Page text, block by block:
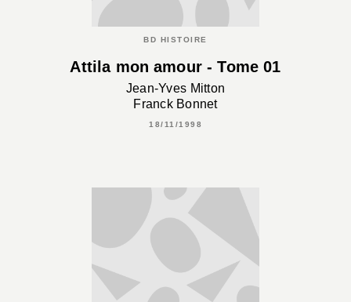
BD HISTOIRE
Attila mon amour - Tome 01
Jean-Yves Mitton
Franck Bonnet
18/11/1998